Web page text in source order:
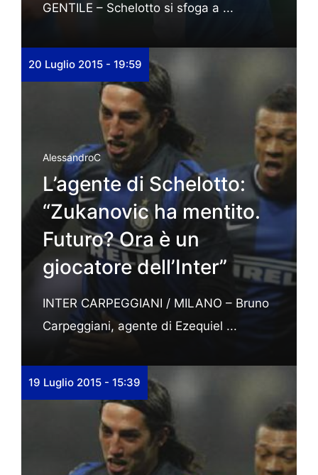
GENTILE – Schelotto si sfoga a ...
20 Luglio 2015 - 19:59
AlessandroC
L’agente di Schelotto:
“Zukanovic ha mentito.
Futuro? Ora è un
giocatore dell’Inter”
INTER CARPEGGIANI / MILANO – Bruno
Carpeggiani, agente di Ezequiel ...
19 Luglio 2015 - 15:39